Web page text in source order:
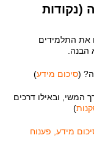
(נקודות
את התלמידים
הבנה.
סיכום מידע)
המשי, ובאילו דרכים
)
מידע, פענוח